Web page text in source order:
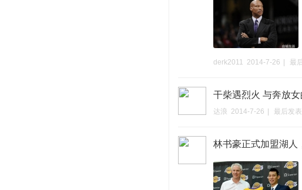
derk2011 2014-7-26 最
干柴遇烈火 与奔放
达浪 2014-7-26 最后发
林书豪正式加盟湖人